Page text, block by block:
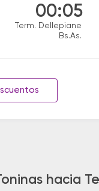
00:05
Term. Dellepiane
Bs.As.
hacia